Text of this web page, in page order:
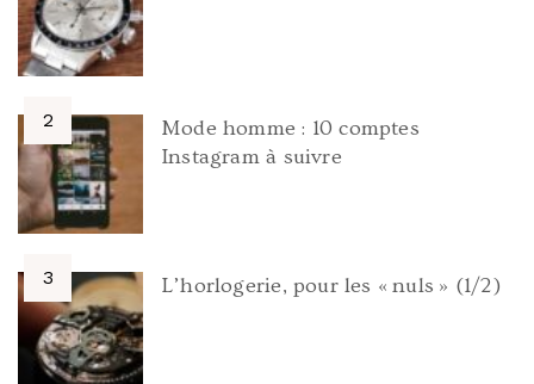
Mode homme : 10 comptes
Instagram à suivre
L’horlogerie, pour les « nuls » (1/2)